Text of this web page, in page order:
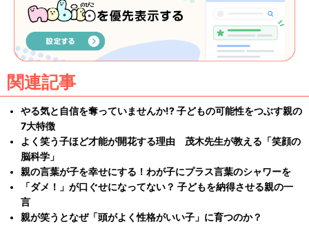
関連記事
やる気と自信を奪っていませんか!? 子どもの可能性をつぶす親の
7大特徴
よく笑う子ほど才能が開花する理由 茂木先生が教える「笑顔の
脳科学」
親の言葉が子を幸せにする！わが子にプラス言葉のシャワーを
「ダメ！」が口ぐせになってない？ 子どもを納得させる親の一
言
親が笑うとなぜ「頭がよく性格がいい子」に育つのか？